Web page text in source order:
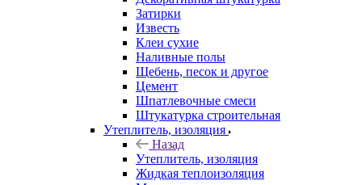
Затирки
Известь
Клеи сухие
Наливные полы
Щебень, песок и другое
Цемент
Шпатлевочные смеси
Штукатурка строительная
Утеплитель, изоляция
Назад
Утеплитель, изоляция
Жидкая теплоизоляция